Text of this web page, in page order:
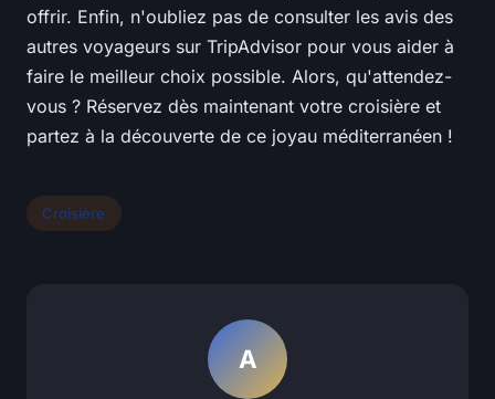
offrir. Enfin, n'oubliez pas de consulter les avis des
autres voyageurs sur TripAdvisor pour vous aider à
faire le meilleur choix possible. Alors, qu'attendez-
vous ? Réservez dès maintenant votre croisière et
partez à la découverte de ce joyau méditerranéen !
Croisière
A